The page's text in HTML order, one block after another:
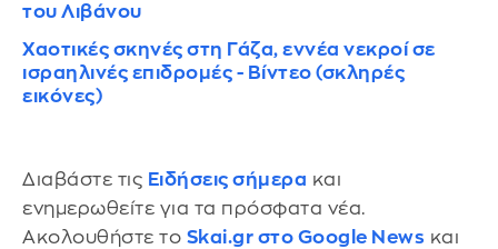
του Λιβάνου
Χαοτικές σκηνές στη Γάζα, εννέα νεκροί σε
ισραηλινές επιδρομές - Βίντεο (σκληρές
εικόνες)
Διαβάστε τις Ειδήσεις σήμερα και
ενημερωθείτε για τα πρόσφατα νέα.
Ακολουθήστε το Skai.gr στο Google News και